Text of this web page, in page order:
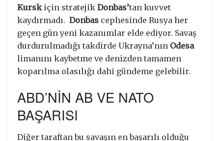
Kurskiçin stratejik Donbas’tan kuvvet
kaydırmadı. Donbas cephesinde Rusya her
geçen gün yeni kazanımlar elde ediyor. Savaş
durdurulmadığı takdirde Ukrayna’nın Odesa
limanını kaybetme ve denizden tamamen
koparılma olasılığı dahi gündeme gelebilir.
ABD’NİN AB VE NATO
BAŞARISI
Diğer taraftan bu savaşın en başarılı olduğu